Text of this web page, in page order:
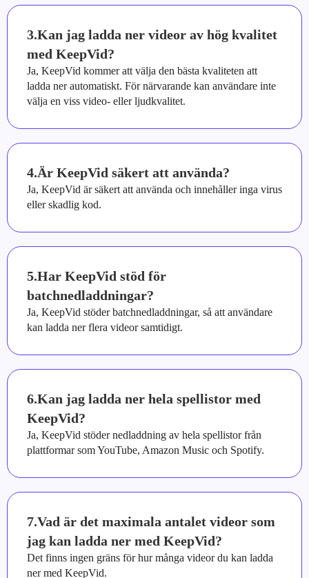
3.Kan jag ladda ner videor av hög kvalitet
med KeepVid?
Ja, KeepVid kommer att välja den bästa kvaliteten att
ladda ner automatiskt. För närvarande kan användare inte
välja en viss video- eller ljudkvalitet.
4.Är KeepVid säkert att använda?
Ja, KeepVid är säkert att använda och innehåller inga virus
eller skadlig kod.
5.Har KeepVid stöd för
batchnedladdningar?
Ja, KeepVid stöder batchnedladdningar, så att användare
kan ladda ner flera videor samtidigt.
6.Kan jag ladda ner hela spellistor med
KeepVid?
Ja, KeepVid stöder nedladdning av hela spellistor från
plattformar som YouTube, Amazon Music och Spotify.
7.Vad är det maximala antalet videor som
jag kan ladda ner med KeepVid?
Det finns ingen gräns för hur många videor du kan ladda
ner med KeepVid.